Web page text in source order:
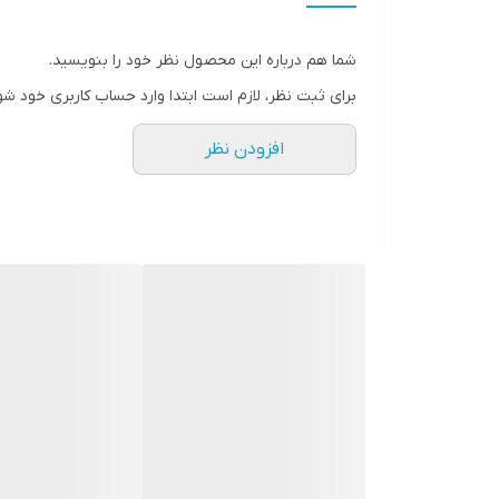
شما هم درباره این محصول نظر خود را بنویسید.
برای ثبت نظر، لازم است ابتدا وارد حساب کاربری خود
افزودن نظر